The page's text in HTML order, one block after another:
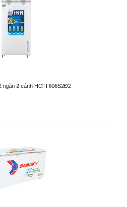
ngăn 2 cánh HCFI 606S2Đ2